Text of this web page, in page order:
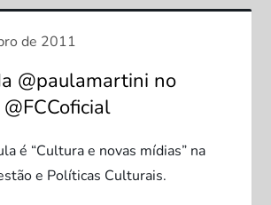
@paulamartini no
é “Cultura e novas mídias” na
e Políticas Culturais.